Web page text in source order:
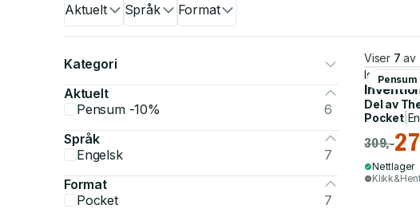
Aktuelt Språk Format
Kategori
Aktuelt
Pensum -10%
6
Språk
Engelsk
7
Format
Pocket
7
Viser 7 av
Pensum
Isabelle
Del av
Pocket|
309,-
Nettlager